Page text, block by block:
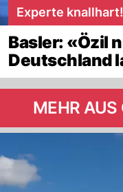
Experte knallhart!
Basler: «Özil
Deutschland
MEHR AUS